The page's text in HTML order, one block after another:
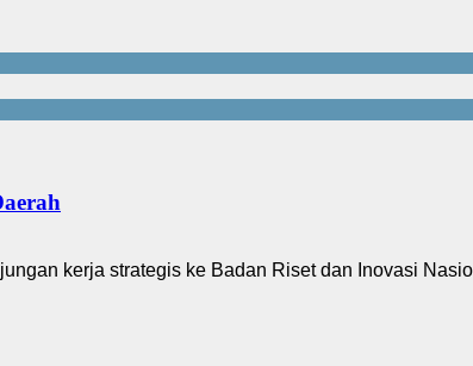
kerja strategis ke Badan Riset dan Inovasi